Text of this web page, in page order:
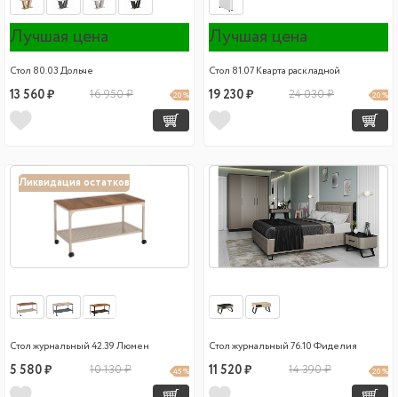
Лучшая цена
Стол 80.03 Дольче
13 560 ₽ 16 950 ₽ 20 %
Лучшая цена
Стол 81.07 Кварта раскладной
19 230 ₽ 24 030 ₽ 20 %
Ликвидация остатков
Стол журнальный 42.39 Люмен
5 580 ₽ 10 130 ₽ 45 %
Стол журнальный 76.10 Фиделия
11 520 ₽ 14 390 ₽ 20 %